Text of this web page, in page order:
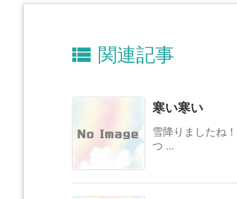
 関連記事
寒い寒い
雪降りましたね
つ ...